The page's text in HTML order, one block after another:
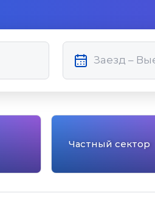
Частный сектор